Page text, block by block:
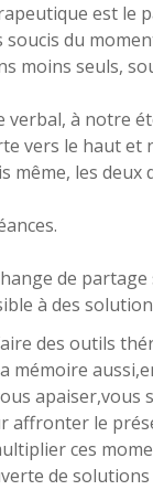
est le
du
moins seuls,
à notre
vers le haut et
les deux
de
à des
des outils
mémoire
apaiser,vous
affronter le
ces
de